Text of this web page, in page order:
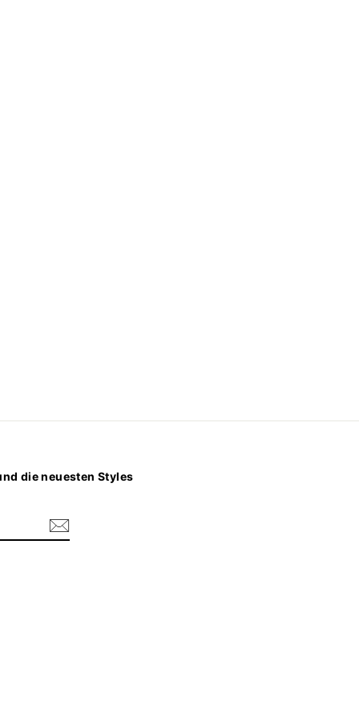
die neuesten Styles